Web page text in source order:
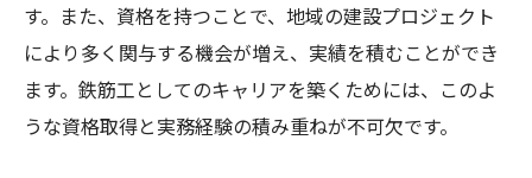
す。また、資格を持つことで、地域の建設プロジェクト
により多く関与する機会が増え、実績を積むことができ
ます。鉄筋工としてのキャリアを築くためには、このよ
うな資格取得と実務経験の積み重ねが不可欠です。